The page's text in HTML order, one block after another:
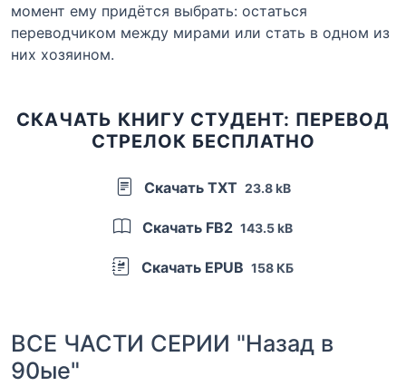
момент ему придётся выбрать: остаться
переводчиком между мирами или стать в одном из
них хозяином.
СКАЧАТЬ КНИГУ СТУДЕНТ: ПЕРЕВОД
СТРЕЛОК БЕСПЛАТНО
Скачать TXT 23.8 kB
Скачать FB2 143.5 kB
Скачать EPUB 158 КБ
ВСЕ ЧАСТИ СЕРИИ "Назад в
90ые"